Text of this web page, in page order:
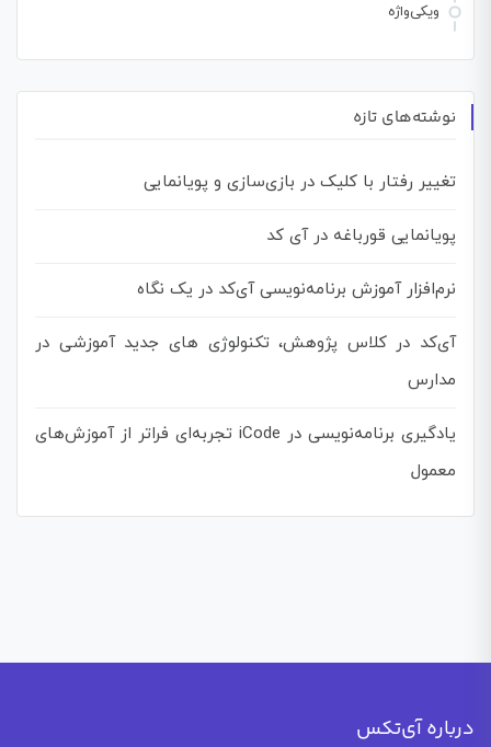
ویکی‌واژه
نوشته‌های تازه
تغییر رفتار با کلیک در بازی‌سازی و پویانمایی
پویانمایی قورباغه در آی کد
نرم‌افزار آموزش برنامه‌نویسی آی‌کد در یک نگاه
آی‌کد در کلاس پژوهش، تکنولوژی های جدید آموزشی در
مدارس
یادگیری برنامه‌نویسی در iCode تجربه‌ای فراتر از آموزش‌های
معمول
درباره آی‌تکس